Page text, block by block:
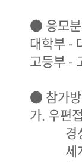
● 응모
대학부 -
고등부 -
● 참가
가. 우편
경상
세계